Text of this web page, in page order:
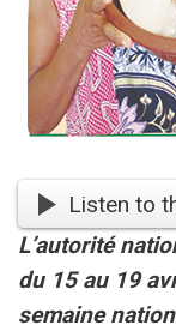
Listen to
L’autorité
du 15 au 19
semaine